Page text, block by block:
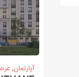
آپارتمان,